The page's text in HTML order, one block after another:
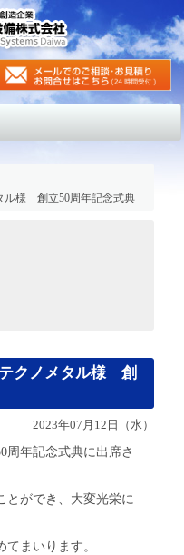
ル様 創立50周年記念式典
テクノメタル様 創
2023年07月12日（水）
周年記念式典に出席さ
とができ、大変光栄に
まいります。